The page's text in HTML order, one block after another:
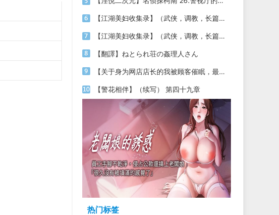
【江湖美妇收集录】（武侠，调教，长篇）（6）（师娘篇）
【江湖美妇收集录】（武侠，调教，长篇）（13）（下山历练篇）
【翻譯】ねとられ荘の姦理人さん
【关于身为网店店长的我被顾客催眠，最终堕落为丝袜发情母狗这件事】（18～20）
【警花相伴】（续写） 第四十九章
热门标签